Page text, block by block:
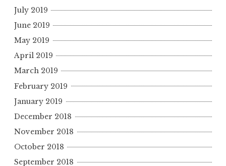
July 2019
June 2019
May 2019
April 2019
March 2019
February 2019
January 2019
December 2018
November 2018
October 2018
September 2018